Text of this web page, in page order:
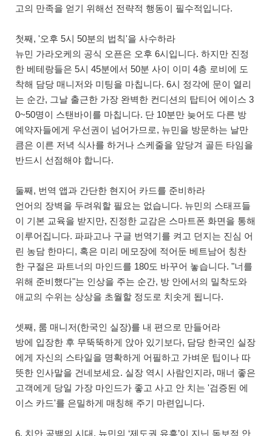
고의 만족을 얻기 위해선 전략적 행동이 필수적입니다.
첫째, '오후 5시 50분의 법칙'을 사수하라
뉴민 가라오케의 공식 오픈은 오후 6시입니다. 하지만 진정
한 베테랑들은 5시 45분에서 50분 사이 이미 4층 로비에 도
착해 담당 매니저와 미팅을 마칩니다. 6시 정각에 문이 열리
는 순간, 그날 출근한 가장 완벽한 컨디션의 탑티어 에이스 3
0~50명이 스탠바이를 마칩니다. 단 10분만 늦어도 다른 방
예약자들에게 우선권이 넘어가므로, 뉴민을 방문하는 날만
큼은 이른 저녁 식사를 하거나 스케줄을 앞당겨 골든 타임을
반드시 선점해야 합니다.
둘째, 번역 앱과 간단한 현지어 카드를 준비하라
언어의 장벽을 두려워할 필요는 없습니다. 뉴민의 스태프들
이 기본 교육을 받지만, 진정한 교감은 스마트폰 화면을 통해
이루어집니다. 파파고나 구글 번역기를 켜고 던지는 진심 어
린 농담 한마디, 혹은 미리 메모장에 적어둔 베트남어 칭찬
한 구절은 파트너의 마인드를 180도 바꾸어 놓습니다. "너를
위해 준비했다"는 인상을 주는 순간, 방 안에서의 밀착도와
애교의 수위는 상상을 초월할 정도로 치솟게 됩니다.
셋째, 룸 매니저(한국인 실장)를 내 편으로 만들어라
방에 입장한 후 무뚝뚝하게 앉아 있기보다, 담당 한국인 실장
에게 자신의 스타일을 명확하게 어필하고 가벼운 팁이나 따
뜻한 인사말을 건네보세요. 실장 역시 사람인지라, 매너 좋은
고객에게 당일 가장 마인드가 좋고 사고 안 치는 '검증된 에
이스 카드'를 은밀하게 매칭해 주기 마련입니다.
6. 치안 공백의 시대, 뉴민의 ‘제도권 유흥’이 지닌 독보적 안